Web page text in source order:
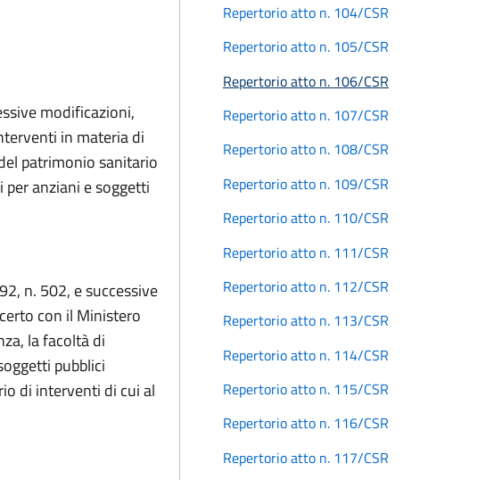
modificazioni,
in materia di
patrimonio sanitario
anziani e soggetti
n. 502, e successive
con il Ministero
la facoltà di
pubblici
di interventi di cui al
Repertorio atto n. 104/CSR
Repertorio atto n. 105/CSR
Repertorio atto n. 106/CSR
Repertorio atto n. 107/CSR
Repertorio atto n. 108/CSR
Repertorio atto n. 109/CSR
Repertorio atto n. 110/CSR
Repertorio atto n. 111/CSR
Repertorio atto n. 112/CSR
Repertorio atto n. 113/CSR
Repertorio atto n. 114/CSR
Repertorio atto n. 115/CSR
Repertorio atto n. 116/CSR
Repertorio atto n. 117/CSR